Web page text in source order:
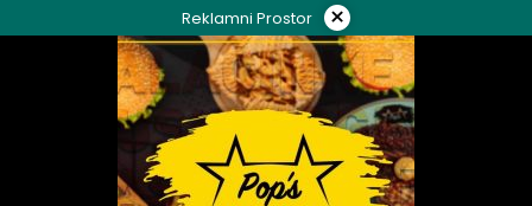
to
Reklamni Prostor ×